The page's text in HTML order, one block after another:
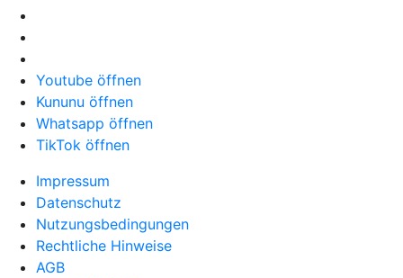
Youtube öffnen
Kununu öffnen
Whatsapp öffnen
TikTok öffnen
Impressum
Datenschutz
Nutzungsbedingungen
Rechtliche Hinweise
AGB